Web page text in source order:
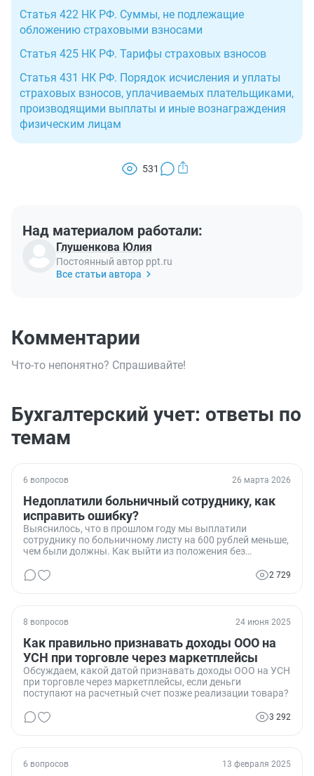
Статья 422 НК РФ. Суммы, не подлежащие
обложению страховыми взносами
Статья 425 НК РФ. Тарифы страховых взносов
Статья 431 НК РФ. Порядок исчисления и уплаты
страховых взносов, уплачиваемых плательщиками,
производящими выплаты и иные вознаграждения
физическим лицам
531
Над материалом работали:
Глушенкова Юлия
Постоянный автор ppt.ru
Все статьи автора
Комментарии
Что-то непонятно? Спрашивайте!
Бухгалтерский учет: ответы по
темам
6 вопросов 26 марта 2026
Недоплатили больничный сотруднику, как
исправить ошибку?
Выяснилось, что в прошлом году мы выплатили
сотруднику по больничному листу на 600 рублей меньше,
чем были должны. Как выйти из положения без
2 729
8 вопросов 24 июня 2025
Как правильно признавать доходы ООО на
УСН при торговле через маркетплейсы
Обсуждаем, какой датой признавать доходы ООО на УСН
при торговле через маркетплейсы, если деньги
поступают на расчетный счет позже реализации товара?
3 292
6 вопросов 13 февраля 2025